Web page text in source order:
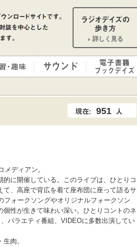
詳しく見る
951
ディアン。
に開催している。このライブは、ひとりコ
て、高座で背広を着て座布団に座って語るサ
フォークソングやオリジナルフォークソン
個性が生きて味わい深い。ひとりコントのネ
バラエティ番組、VIDEOに多数出演してい
肉。